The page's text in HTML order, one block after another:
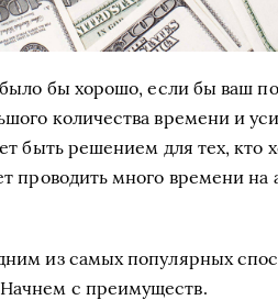
бы хорошо, если бы ваш
количества времени и
быть решением для тех, кто
проводить много времени на
из самых популярных
с преимуществ.